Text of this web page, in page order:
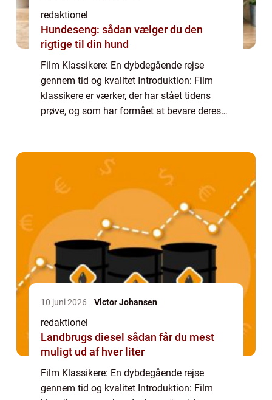
redaktionel
Hundeseng: sådan vælger du den
rigtige til din hund
Film Klassikere: En dybdegående rejse
gennem tid og kvalitet Introduktion: Film
klassikere er værker, der har stået tidens
prøve, og som har formået at bevare deres
10 juni 2026 Victor Johansen
redaktionel
Landbrugs diesel sådan får du mest
muligt ud af hver liter
Film Klassikere: En dybdegående rejse
gennem tid og kvalitet Introduktion: Film